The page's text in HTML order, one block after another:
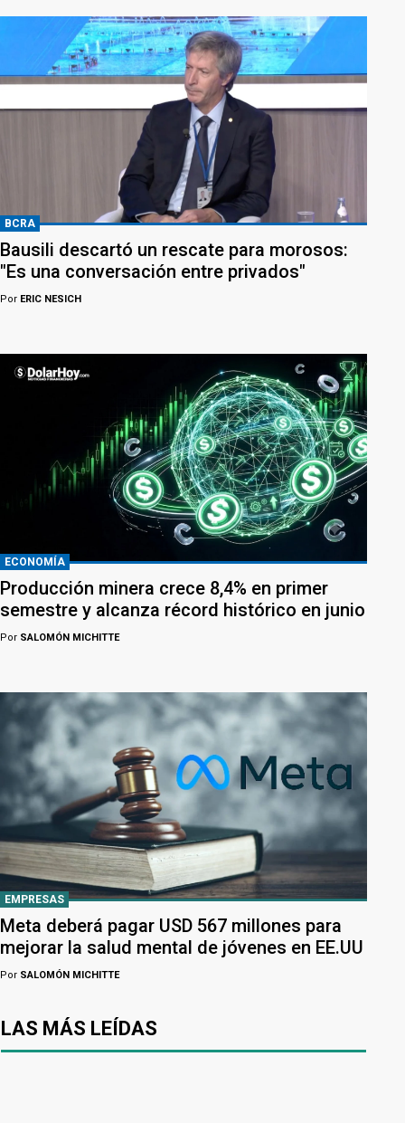
BCRA
Bausili descartó un rescate para morosos:
"Es una conversación entre privados"
Por ERIC NESICH
ECONOMÍA
Producción minera crece 8,4% en primer
semestre y alcanza récord histórico en junio
Por SALOMÓN MICHITTE
EMPRESAS
Meta deberá pagar USD 567 millones para
mejorar la salud mental de jóvenes en EE.UU
Por SALOMÓN MICHITTE
LAS MÁS LEÍDAS